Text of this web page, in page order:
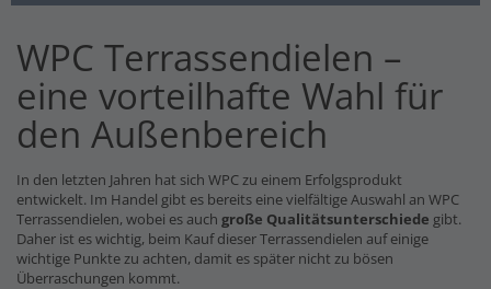
WPC Terrassendielen –
eine vorteilhafte Wahl für
den Außenbereich
In den letzten Jahren hat sich WPC zu einem Erfolgsprodukt
entwickelt. Im Handel gibt es bereits eine vielfältige Auswahl an WPC
Terrassendielen, wobei es auch große Qualitätsunterschiede gibt.
Daher ist es wichtig, beim Kauf dieser Terrassendielen auf einige
wichtige Punkte zu achten, damit es später nicht zu bösen
Überraschungen kommt.